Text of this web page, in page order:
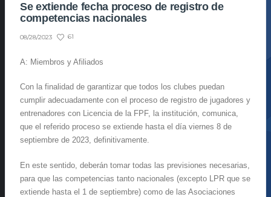
Se extiende fecha proceso de registro de
competencias nacionales
08/28/2023 61
A: Miembros y Afiliados
Con la finalidad de garantizar que todos los clubes puedan
cumplir adecuadamente con el proceso de registro de jugadores y
entrenadores con Licencia de la FPF, la institución, comunica,
que el referido proceso se extiende hasta el día viernes 8 de
septiembre de 2023, definitivamente.
En este sentido, deberán tomar todas las previsiones necesarias,
para que las competencias tanto nacionales (excepto LPR que se
extiende hasta el 1 de septiembre) como de las Asociaciones